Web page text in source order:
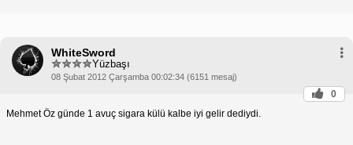
WhiteSword
Yüzbaşı
08 Şubat 2012 Çarşamba 00:02:34 (6151 mesaj)
0
Mehmet Öz günde 1 avuç sigara külü kalbe iyi gelir dediydi.